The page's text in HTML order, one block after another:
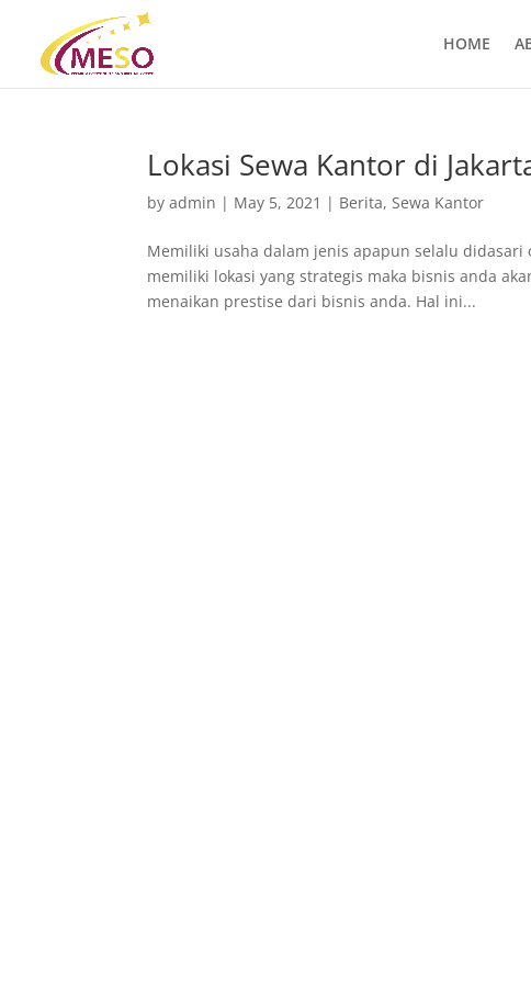
HOME
Lokasi Sewa Kantor di
byadmin | May 5, 2021 | Berita,Sewa Kantor
Memiliki usaha dalam jenis apapun selalu
memiliki lokasi yang strategis maka bisnis anda
menaikan prestise dari bisnis anda. Hal ini...